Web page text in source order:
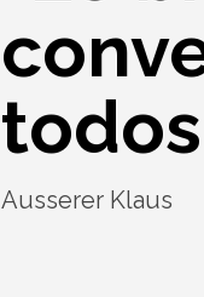
Ausserer Klaus